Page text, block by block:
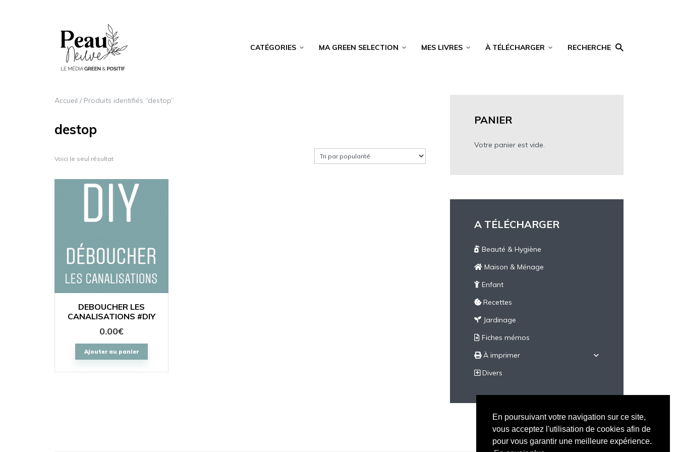
CATÉGORIES MA GREEN SELECTION MES LIVRES À TÉLÉCHARGER RECHERCHE
Accueil / Produits identifiés “destop”
destop
Voici le seul résultat
DEBOUCHER LES
CANALISATIONS #DIY
0.00€
Ajouter au panier
PANIER
Votre panier est vide.
A TÉLÉCHARGER
Beauté & Hygiène
Maison & Ménage
Enfant
Recettes
Jardinage
Fiches mémos
À imprimer
Divers
En poursuivant votre navigation sur ce site,
vous acceptez l'utilisation de cookies afin de
pour vous garantir une meilleure expérience.